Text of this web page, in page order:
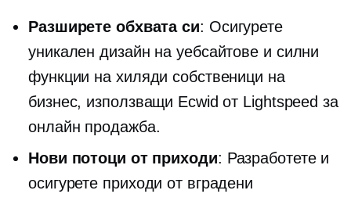
Разширете обхвата си: Осигурете
уникален дизайн на уебсайтове и силни
функции на хиляди собственици на
бизнес, използващи Ecwid от Lightspeed за
онлайн продажба.
Нови потоци от приходи: Разработете и
осигурете приходи от вградени